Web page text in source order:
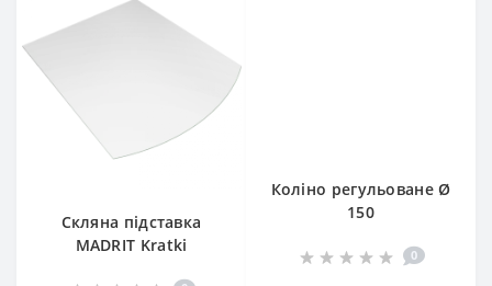
Скляна підставка
MADRIT Kratki
Коліно регульоване Ø
150
0